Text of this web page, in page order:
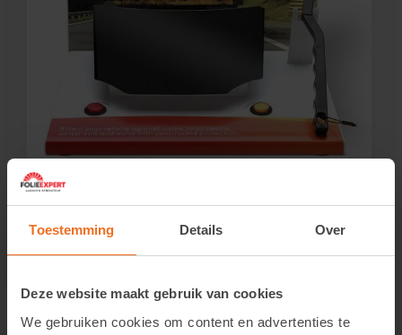
Toestemming Details Over
Deze website maakt gebruik van cookies
We gebruiken cookies om content en advertenties te
Login om de prijzen te zien.
Bekijk product